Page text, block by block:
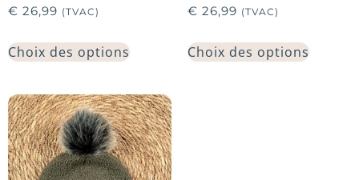
€ 26,99 (TVAC)
Choix des options
€ 26,99 (TVAC)
Choix des options